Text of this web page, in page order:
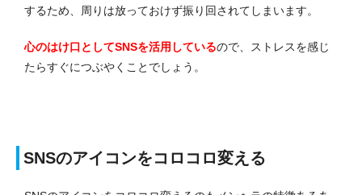
するため、周りは放っておけず振り回されてしまいます。
心のはけ口としてSNSを活用しているので、ストレスを感じ
たらすぐにつぶやくことでしょう。
SNSのアイコンをコロコロ変える